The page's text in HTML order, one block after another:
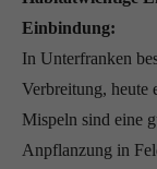
Einbindung:
In Unterfranken
Verbreitung, heute
Mispeln sind eine
Anpflanzung in